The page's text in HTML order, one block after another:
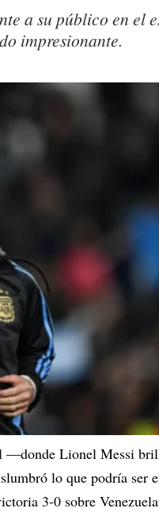
a su público en el
impresionante.
—donde Lionel Messi
lo que podría ser
3‑0 sobre